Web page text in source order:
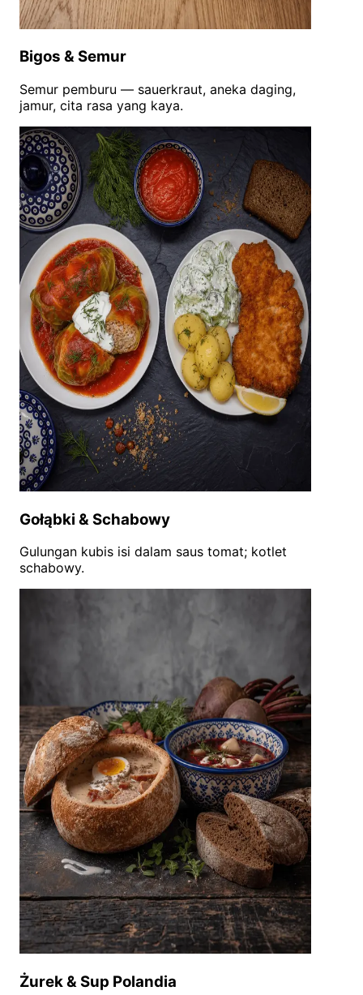
Bigos & Semur
Semur pemburu — sauerkraut, aneka daging,
jamur, cita rasa yang kaya.
Gołąbki & Schabowy
Gulungan kubis isi dalam saus tomat; kotlet
schabowy.
Żurek & Sup Polandia